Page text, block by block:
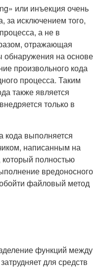
или инъекция очень
за исключением того,
а не в
отражающая
обнаружения на основе
произвольного кода
процесса. Таким
также является
только в
кода выполняется
написанным на
полностью
вредоносного
файловый метод
функций между
для средств